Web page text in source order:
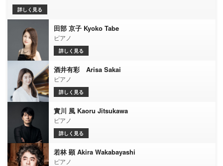
詳しく見る
田部 京子 Kyoko Tabe
ピアノ
詳しく見る
酒井有彩 Arisa Sakai
ピアノ
詳しく見る
實川 風 Kaoru Jitsukawa
ピアノ
詳しく見る
若林 顕 Akira Wakabayashi
ピアノ